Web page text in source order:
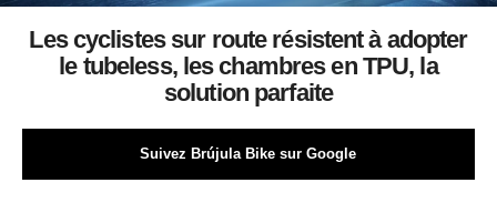
Les cyclistes sur route résistent à adopter
le tubeless, les chambres en TPU, la
solution parfaite
Suivez Brújula Bike sur Google